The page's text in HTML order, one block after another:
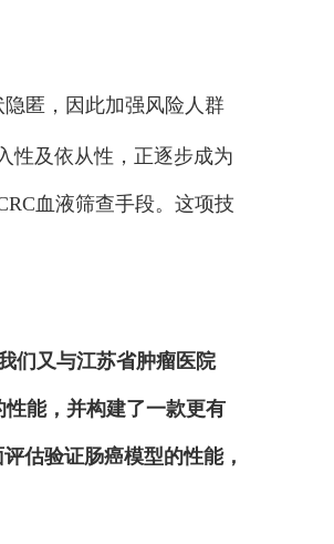
隐匿，因此加强风险人群
性及依从性，正逐步成为
血液筛查手段。这项技
们又与江苏省肿瘤医院
性能，并构建了一款更有
估验证肠癌模型的性能，